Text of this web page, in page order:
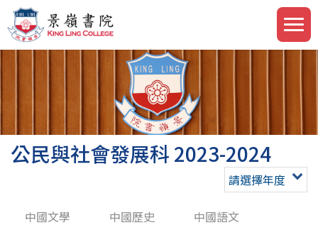
公民與社會發展科 2023-2024
請選擇年度
中國文學 中國歷史
中國語文